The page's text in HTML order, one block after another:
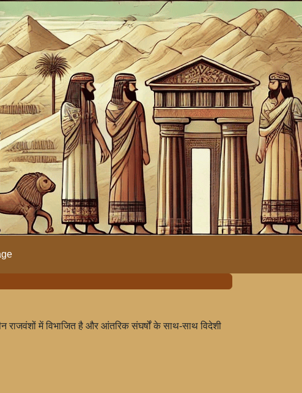
राजवंशों में विभाजित है और आंतरिक संघर्षों के साथ-साथ विदेशी